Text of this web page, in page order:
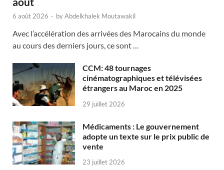
6 août 2026 - byAbdelkhalek Moutawakil
Avec l’accélération des arrivées des Marocains du monde
au cours des derniers jours, ce sont …
CCM: 48 tournages
cinématographiques et télévisées
étrangers au Maroc en 2025
29 juillet 2026
Médicaments : Le gouvernement
adopte un texte sur le prix public de
vente
23 juillet 2026